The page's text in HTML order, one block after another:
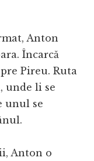
Anton
Încarcă
Pireu. Ruta
unde li se
unul se
Anton o